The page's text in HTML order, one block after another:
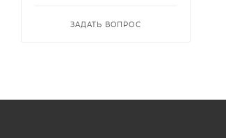
ЗАДАТЬ ВОПРОС